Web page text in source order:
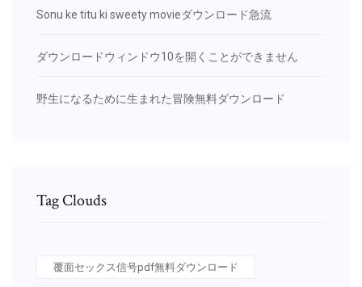
Sonu ke titu ki sweety movieダウンロード急流
ダウンロードウィンドウ10を開くことができません
野生になるために生まれた冒険無料ダウンロード
Tag Clouds
覆面セックス信号pdf無料ダウンロード